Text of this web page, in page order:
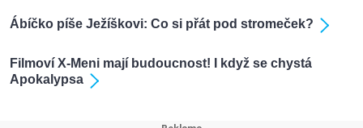
Ábíčko píše Ježíškovi: Co si přát pod stromeček?
Filmoví X-Meni mají budoucnost! I když se chystá
Apokalypsa